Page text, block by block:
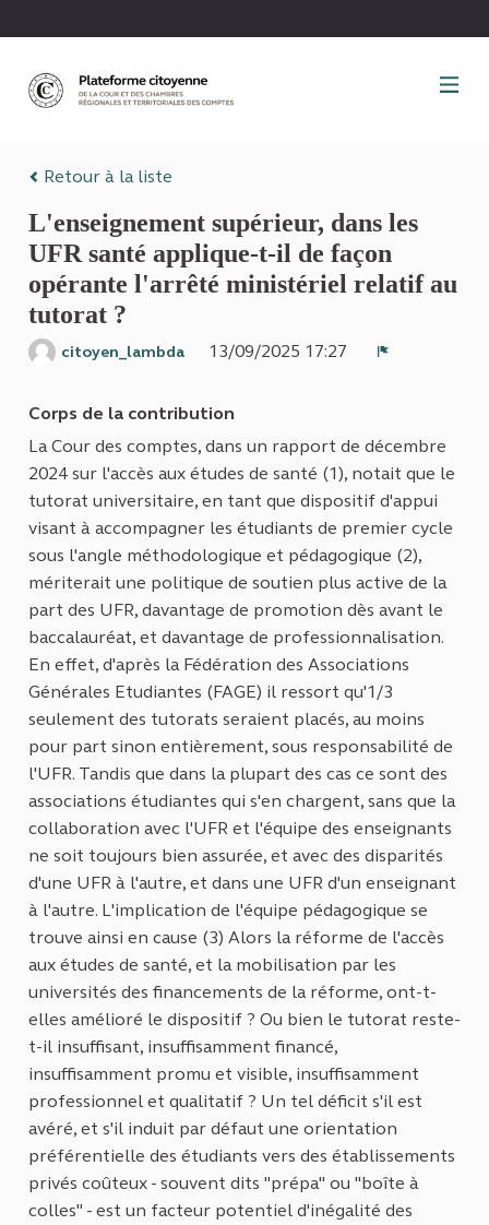
Retour à la liste
L'enseignement supérieur, dans les
UFR santé applique-t-il de façon
opérante l'arrêté ministériel relatif au
tutorat ?
citoyen_lambda
13/09/2025 17:27
Corps de la contribution
La Cour des comptes, dans un rapport de décembre
2024 sur l'accès aux études de santé (1), notait que le
tutorat universitaire, en tant que dispositif d'appui
visant à accompagner les étudiants de premier cycle
sous l'angle méthodologique et pédagogique (2),
mériterait une politique de soutien plus active de la
part des UFR, davantage de promotion dès avant le
baccalauréat, et davantage de professionnalisation.
En effet, d'après la Fédération des Associations
Générales Etudiantes (FAGE) il ressort qu'1/3
seulement des tutorats seraient placés, au moins
pour part sinon entièrement, sous responsabilité de
l'UFR. Tandis que dans la plupart des cas ce sont des
associations étudiantes qui s'en chargent, sans que la
collaboration avec l'UFR et l'équipe des enseignants
ne soit toujours bien assurée, et avec des disparités
d'une UFR à l'autre, et dans une UFR d'un enseignant
à l'autre. L'implication de l'équipe pédagogique se
trouve ainsi en cause (3) Alors la réforme de l'accès
aux études de santé, et la mobilisation par les
universités des financements de la réforme, ont-t-
elles amélioré le dispositif ? Ou bien le tutorat reste-
t-il insuffisant, insuffisamment financé,
insuffisamment promu et visible, insuffisamment
professionnel et qualitatif ? Un tel déficit s'il est
avéré, et s'il induit par défaut une orientation
préférentielle des étudiants vers des établissements
privés coûteux - souvent dits "prépa" ou "boîte à
colles" - est un facteur potentiel d'inégalité des